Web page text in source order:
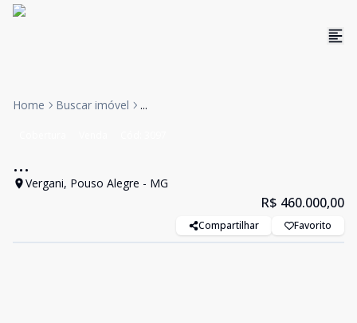
Home Buscar imóvel ...
...
Vergani, Pouso Alegre - MG
R$ 460.000,00
Compartilhar Favorito